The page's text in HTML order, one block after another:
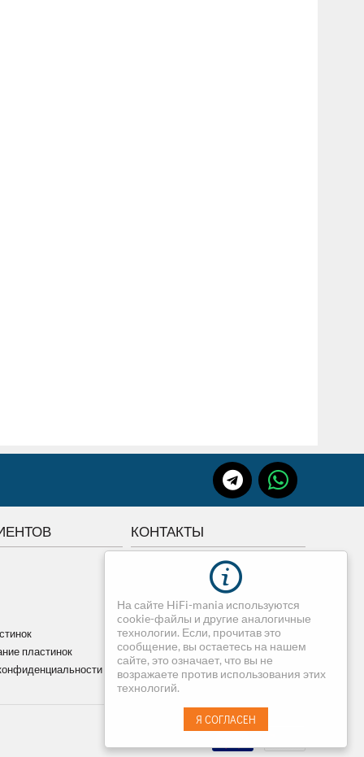
На сайте HiFi-mania используются
cookie-файлы и другие аналогичные
технологии. Если, прочитав это
сообщение, вы остаетесь на нашем
сайте, это означает, что вы не
возражаете против использования этих
технологий.
Я СОГЛАСЕН
пластинок
КОНТАКТЫ
г.Томск, Советская 84
+7 3822 507-507
+7 913-820-75-07
dimedia@mail.ru